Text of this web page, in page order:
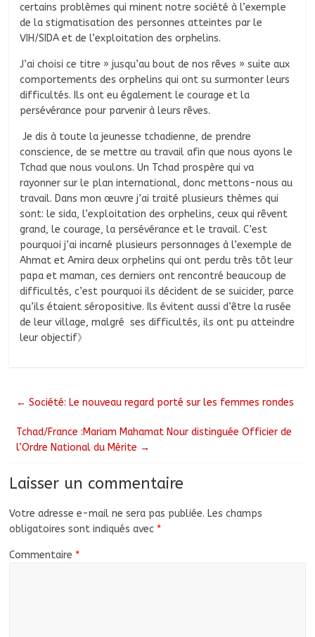
certains problèmes qui minent notre société à l’exemple
de la stigmatisation des personnes atteintes par le
VIH/SIDA et de l’exploitation des orphelins.
J’ai choisi ce titre » jusqu’au bout de nos rêves » suite aux
comportements des orphelins qui ont su surmonter leurs
difficultés. Ils ont eu également le courage et la
persévérance pour parvenir à leurs rêves.
Je dis à toute la jeunesse tchadienne, de prendre
conscience, de se mettre au travail afin que nous ayons le
Tchad que nous voulons. Un Tchad prospère qui va
rayonner sur le plan international, donc mettons-nous au
travail. Dans mon œuvre j’ai traité plusieurs thèmes qui
sont: le sida, l’exploitation des orphelins, ceux qui rêvent
grand, le courage, la persévérance et le travail. C’est
pourquoi j’ai incarné plusieurs personnages à l’exemple de
Ahmat et Amira deux orphelins qui ont perdu très tôt leur
papa et maman, ces derniers ont rencontré beaucoup de
difficultés, c’est pourquoi ils décident de se suicider, parce
qu’ils étaient séropositive. Ils évitent aussi d’être la rusée
de leur village, malgré ses difficultés, ils ont pu atteindre
leur objectif》
← Société: Le nouveau regard porté sur les femmes rondes
Tchad/France :Mariam Mahamat Nour distinguée Officier de
l’Ordre National du Mérite →
Laisser un commentaire
Votre adresse e-mail ne sera pas publiée. Les champs
obligatoires sont indiqués avec *
Commentaire *